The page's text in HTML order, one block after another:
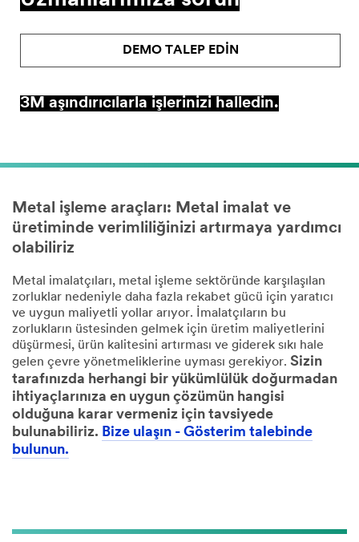
DEMO TALEP EDİN
3M aşındırıcılarla işlerinizi halledin.
Metal işleme araçları: Metal imalat ve
üretiminde verimliliğinizi artırmaya yardımcı
olabiliriz
Metal imalatçıları, metal işleme sektöründe karşılaşılan
zorluklar nedeniyle daha fazla rekabet gücü için yaratıcı
ve uygun maliyetli yollar arıyor. İmalatçıların bu
zorlukların üstesinden gelmek için üretim maliyetlerini
düşürmesi, ürün kalitesini artırması ve giderek sıkı hale
gelen çevre yönetmeliklerine uyması gerekiyor. Sizin
tarafınızda herhangi bir yükümlülük doğurmadan
ihtiyaçlarınıza en uygun çözümün hangisi
olduğuna karar vermeniz için tavsiyede
bulunabiliriz. Bize ulaşın - Gösterim talebinde
bulunun.